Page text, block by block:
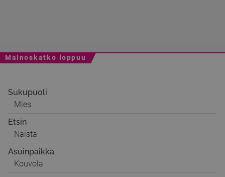
Mainoskatko loppuu
Sukupuoli
Mies
Etsin
Naista
Asuinpaikka
Kouvola